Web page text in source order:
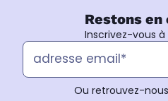
Restons
Inscrivez-vous
Ou retrouvez-